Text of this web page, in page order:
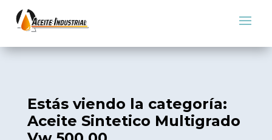
Estás viendo la categoría:
Aceite Sintetico Multigrado